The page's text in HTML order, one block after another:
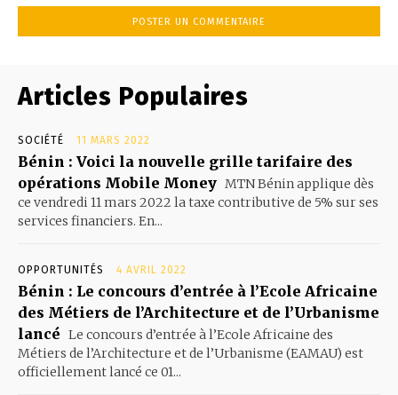
Articles Populaires
SOCIÉTÉ 11 MARS 2022
Bénin : Voici la nouvelle grille tarifaire des
opérations Mobile Money MTN Bénin applique dès
ce vendredi 11 mars 2022 la taxe contributive de 5% sur ses
services financiers. En...
OPPORTUNITÉS 4 AVRIL 2022
Bénin : Le concours d’entrée à l’Ecole Africaine
des Métiers de l’Architecture et de l’Urbanisme
lancé Le concours d’entrée à l’Ecole Africaine des
Métiers de l’Architecture et de l’Urbanisme (EAMAU) est
officiellement lancé ce 01...